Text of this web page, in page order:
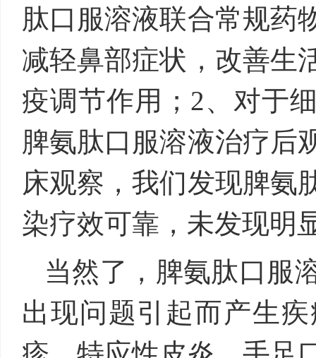
肽口服溶液联合常规药
减轻鼻部症状，改善生
疫调节作用；2、对于
脾氨肽口服溶液治疗后
床观察，我们发现脾氨
染疗效可靠，未发现明
当然了，脾氨肽口服
出现问题引起而产生